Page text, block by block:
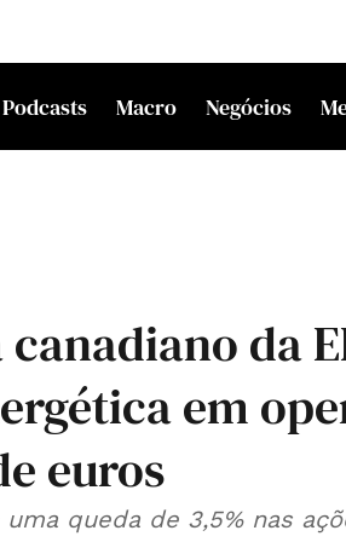
Podcasts Macro Negócios
da
em
euros
queda de 3,5% nas